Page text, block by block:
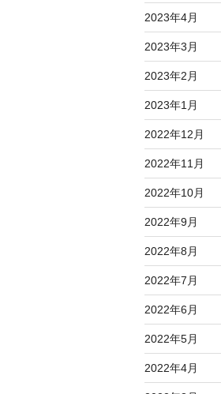
2023年4月
2023年3月
2023年2月
2023年1月
2022年12月
2022年11月
2022年10月
2022年9月
2022年8月
2022年7月
2022年6月
2022年5月
2022年4月